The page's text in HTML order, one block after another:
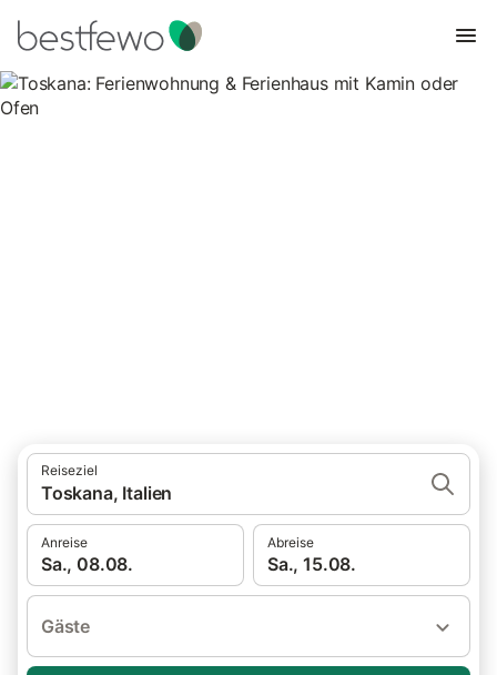
Reiseziel
Toskana, Italien
Anreise
Sa., 08.08.
Abreise
Sa., 15.08.
Gäste